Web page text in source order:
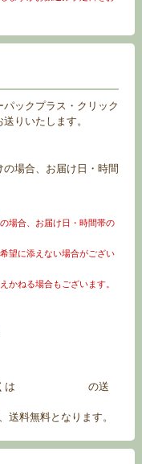
ックプラス・クリック
りいたします。
場合、お届け日・時間
場合、お届け日・時間帯の
望に添えない場合がござい
かねる場合もございます。
は
の送
送料無料となります。